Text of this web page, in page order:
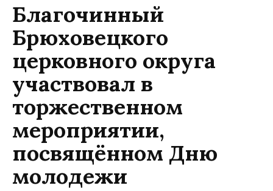
Благочинный
Брюховецкого
церковного округа
участвовал в
торжественном
мероприятии,
посвящённом Дню
молодежи